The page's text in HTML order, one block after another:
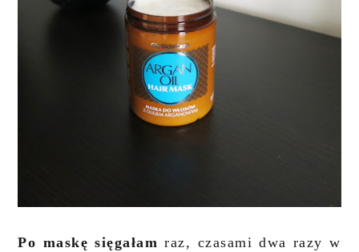
Po maskę sięgałam raz, czasami dwa razy w